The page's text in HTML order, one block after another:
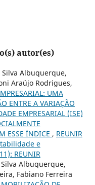
autor(es)
Silva Albuquerque,
Araújo Rodrigues,
UMA
ENTRE A VARIAÇÃO
EMPRESARIAL (ISE)
ESSE ÍNDICE , REUNIR
e
REUNIR
Albuquerque,
Fabiano Ferreira